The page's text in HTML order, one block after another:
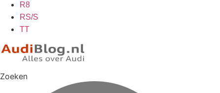
R8
RS/S
TT
Zoeken